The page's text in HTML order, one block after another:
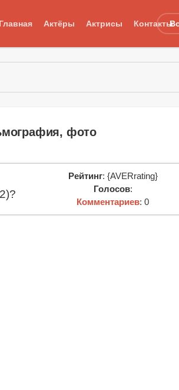
Главная Актёры Актрисы Контакты
фото
Рейтинг: {AVERrating}
Голосов:
Комментариев: 0